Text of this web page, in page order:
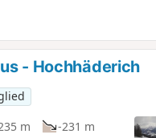
- Hochhäderich
m
-231 m